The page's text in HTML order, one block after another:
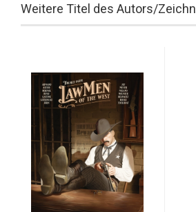
Weitere Titel des Autors/